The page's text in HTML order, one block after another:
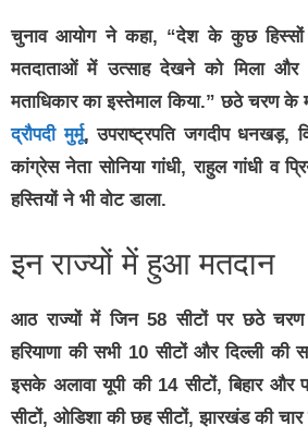
चुनाव आयोग ने कहा, “देश के कुछ हिस्सों
मतदाताओं में उत्साह देखने को मिला और
मताधिकार का इस्तेमाल किया.” छठे चरण के
द्रौपदी मुर्मू, उपराष्ट्रपति जगदीप धनखड़,
कांग्रेस नेता सोनिया गांधी, राहुल गांधी व
हस्तियों ने भी वोट डाला.
इन राज्यों में हुआ मतदान
आठ राज्यों में जिन 58 सीटों पर छठे
हरियाणा की सभी 10 सीटों और दिल्ली की
इसके अलावा यूपी की 14 सीटों, बिहार
सीटों, ओडिशा की छह सीटों, झारखंड की